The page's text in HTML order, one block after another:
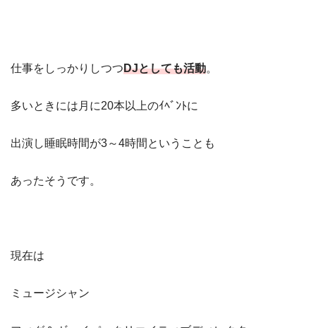
仕事をしっかりしつつDJとしても活動。
多いときには月に20本以上のｲﾍﾞﾝﾄに
出演し睡眠時間が3～4時間ということも
あったそうです。
現在は
ミュージシャン